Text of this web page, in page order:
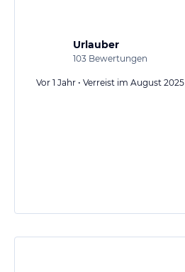
Urlauber
103Bewertungen
Vor 1 Jahr • Verreist im August 2025